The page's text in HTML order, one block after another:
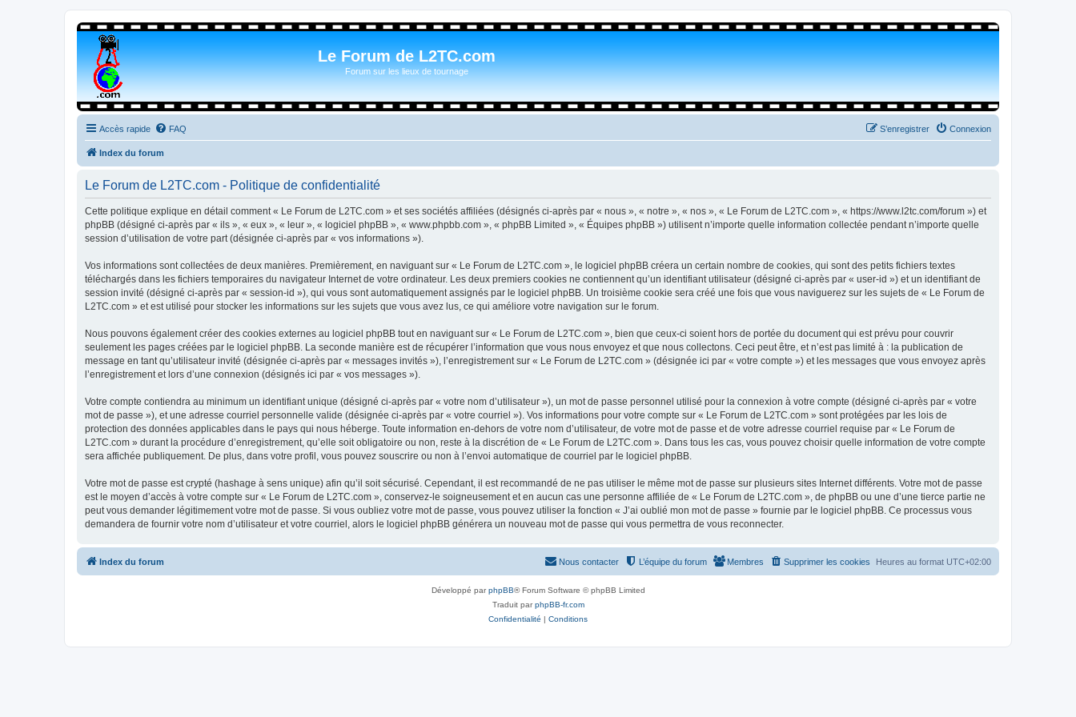
Le Forum de L2TC.com
Forum sur les lieux de tournage
Accès rapide FAQ Connexion
S’enregistrer
Index du forum
Le Forum de L2TC.com - Politique de confidentialité
Cette politique explique en détail comment « Le Forum de L2TC.com » et ses sociétés affiliées (désignés ci-après par « nous », « notre », « nos », « Le Forum de L2TC.com », « https://www.l2tc.com/forum ») et
phpBB (désigné ci-après par « ils », « eux », « leur », « logiciel phpBB », « www.phpbb.com », « phpBB Limited », « Équipes phpBB ») utilisent n’importe quelle information collectée pendant n’importe quelle
session d’utilisation de votre part (désignée ci-après par « vos informations »).
Vos informations sont collectées de deux manières. Premièrement, en naviguant sur « Le Forum de L2TC.com », le logiciel phpBB créera un certain nombre de cookies, qui sont des petits fichiers textes
téléchargés dans les fichiers temporaires du navigateur Internet de votre ordinateur. Les deux premiers cookies ne contiennent qu’un identifiant utilisateur (désigné ci-après par « user-id ») et un identifiant de
session invité (désigné ci-après par « session-id »), qui vous sont automatiquement assignés par le logiciel phpBB. Un troisième cookie sera créé une fois que vous naviguerez sur les sujets de « Le Forum de
L2TC.com » et est utilisé pour stocker les informations sur les sujets que vous avez lus, ce qui améliore votre navigation sur le forum.
Nous pouvons également créer des cookies externes au logiciel phpBB tout en naviguant sur « Le Forum de L2TC.com », bien que ceux-ci soient hors de portée du document qui est prévu pour couvrir
seulement les pages créées par le logiciel phpBB. La seconde manière est de récupérer l’information que vous nous envoyez et que nous collectons. Ceci peut être, et n’est pas limité à : la publication de
message en tant qu’utilisateur invité (désignée ci-après par « messages invités »), l’enregistrement sur « Le Forum de L2TC.com » (désignée ici par « votre compte ») et les messages que vous envoyez après
l’enregistrement et lors d’une connexion (désignés ici par « vos messages »).
Votre compte contiendra au minimum un identifiant unique (désigné ci-après par « votre nom d’utilisateur »), un mot de passe personnel utilisé pour la connexion à votre compte (désigné ci-après par « votre
mot de passe »), et une adresse courriel personnelle valide (désignée ci-après par « votre courriel »). Vos informations pour votre compte sur « Le Forum de L2TC.com » sont protégées par les lois de
protection des données applicables dans le pays qui nous héberge. Toute information en-dehors de votre nom d’utilisateur, de votre mot de passe et de votre adresse courriel requise par « Le Forum de
L2TC.com » durant la procédure d’enregistrement, qu’elle soit obligatoire ou non, reste à la discrétion de « Le Forum de L2TC.com ». Dans tous les cas, vous pouvez choisir quelle information de votre compte
sera affichée publiquement. De plus, dans votre profil, vous pouvez souscrire ou non à l’envoi automatique de courriel par le logiciel phpBB.
Votre mot de passe est crypté (hashage à sens unique) afin qu’il soit sécurisé. Cependant, il est recommandé de ne pas utiliser le même mot de passe sur plusieurs sites Internet différents. Votre mot de passe
est le moyen d’accès à votre compte sur « Le Forum de L2TC.com », conservez-le soigneusement et en aucun cas une personne affiliée de « Le Forum de L2TC.com », de phpBB ou une d’une tierce partie ne
peut vous demander légitimement votre mot de passe. Si vous oubliez votre mot de passe, vous pouvez utiliser la fonction « J’ai oublié mon mot de passe » fournie par le logiciel phpBB. Ce processus vous
demandera de fournir votre nom d’utilisateur et votre courriel, alors le logiciel phpBB générera un nouveau mot de passe qui vous permettra de vous reconnecter.
Index du forum Heures au format UTC+02:00
Supprimer les cookies
Membres
L’équipe du forum
Nous contacter
Développé parphpBB® Forum Software © phpBB Limited
Traduit parphpBB-fr.com
Confidentialité | Conditions